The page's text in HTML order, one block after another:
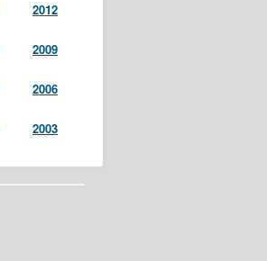
2012
2009
2006
2003